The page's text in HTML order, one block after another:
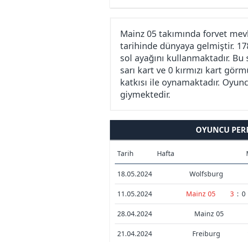
Mainz 05 takımında forvet
tarihinde dünyaya gelmiştir.
sol ayağını kullanmaktadır.
sarı kart ve 0 kırmızı kart
katkısı ile oynamaktadır.
giymektedir.
OYUNCU
Tarih Hafta
18.05.2024 Wolfsburg
11.05.2024 Mainz 05 3 : 0
28.04.2024 Mainz 05
21.04.2024 Freiburg